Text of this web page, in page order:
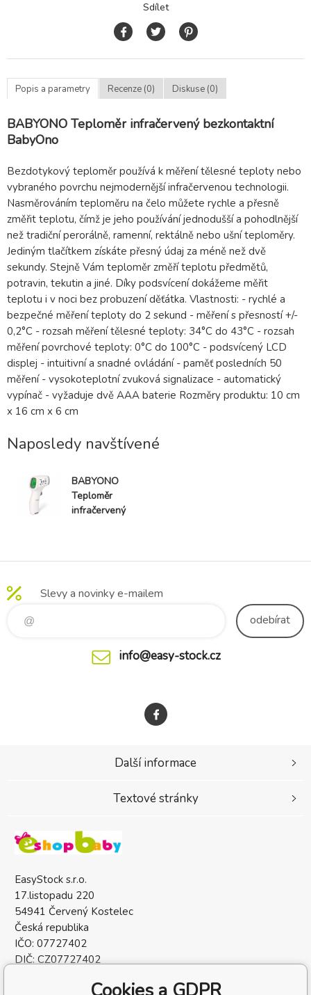
Sdílet
Popis a parametry Recenze (0) Diskuse (0)
BABYONO Teploměr infračervený bezkontaktní
BabyOno
Bezdotykový teploměr používá k měření tělesné teploty nebo
vybraného povrchu nejmodernější infračervenou technologii.
Nasměrováním teploměru na čelo můžete rychle a přesně
změřit teplotu, čímž je jeho používání jednodušší a pohodlnější
než tradiční perorálně, ramenní, rektálně nebo ušní teploměry.
Jediným tlačítkem získáte přesný údaj za méně než dvě
sekundy. Stejně Vám teploměr změří teplotu předmětů,
potravin, tekutin a jiné. Díky podsvícení dokážeme měřit
teplotu i v noci bez probuzení děťátka. Vlastnosti: - rychlé a
bezpečné měření teploty do 2 sekund - měření s přesností +/-
0,2°C - rozsah měření tělesné teploty: 34°C do 43°C - rozsah
měření povrchové teploty: 0°C do 100°C - podsvícený LCD
displej - intuitivní a snadné ovládání - paměť posledních 50
měření - vysokoteplotní zvuková signalizace - automatický
vypínač - vyžaduje dvě AAA baterie Rozměry produktu: 10 cm
x 16 cm x 6 cm
Naposledy navštívené
BABYONO
Teploměr
infračervený
Slevy a novinky e-mailem
odebírat
info@easy-stock.cz
EasyStock s.r.o.
17.listopadu 220
54941 Červený Kostelec
Česká republika
IČO: 07727402
DIČ: CZ07727402
Další informace
Textové stránky